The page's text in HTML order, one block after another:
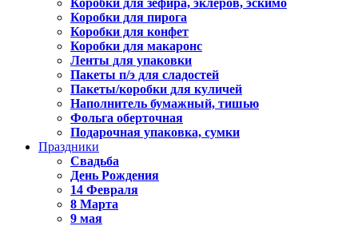
Коробки для зефира, эклеров, эскимо
Коробки для пирога
Коробки для конфет
Коробки для макаронс
Ленты для упаковки
Пакеты п/э для сладостей
Пакеты/коробки для куличей
Наполнитель бумажный, тишью
Фольга оберточная
Подарочная упаковка, сумки
Праздники
Свадьба
День Рождения
14 Февраля
8 Марта
9 мая